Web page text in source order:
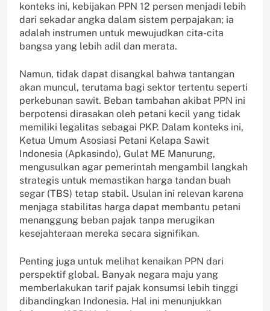
konteks ini, kebijakan PPN 12 persen menjadi lebih
dari sekadar angka dalam sistem perpajakan; ia
adalah instrumen untuk mewujudkan cita-cita
bangsa yang lebih adil dan merata.
Namun, tidak dapat disangkal bahwa tantangan
akan muncul, terutama bagi sektor tertentu seperti
perkebunan sawit. Beban tambahan akibat PPN ini
berpotensi dirasakan oleh petani kecil yang tidak
memiliki legalitas sebagai PKP. Dalam konteks ini,
Ketua Umum Asosiasi Petani Kelapa Sawit
Indonesia (Apkasindo), Gulat ME Manurung,
mengusulkan agar pemerintah mengambil langkah
strategis untuk memastikan harga tandan buah
segar (TBS) tetap stabil. Usulan ini relevan karena
menjaga stabilitas harga dapat membantu petani
menanggung beban pajak tanpa merugikan
kesejahteraan mereka secara signifikan.
Penting juga untuk melihat kenaikan PPN dari
perspektif global. Banyak negara maju yang
memberlakukan tarif pajak konsumsi lebih tinggi
dibandingkan Indonesia. Hal ini menunjukkan